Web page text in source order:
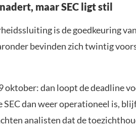
maar SEC ligt stil
is de goedkeuring
bevinden zich twintig
oktober: dan loopt de deadline
SEC dan weer operationeel is,
analisten dat de